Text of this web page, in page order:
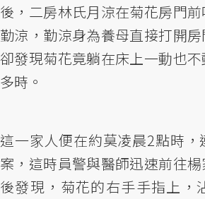
後，二房林氏月涼在菊花房門
勤涼，勤涼身為養母直接打開房
卻發現菊花竟躺在床上一動也
多時。
這一家人便在約莫凌晨2點時
案，這時員警與醫師迅速前往
後發現，菊花的右手手指上，